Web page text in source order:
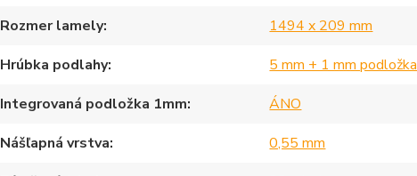
Rozmer lamely
1494 x 209 mm
Hrúbka podlahy
5 mm + 1 mm podložka
Integrovaná podložka 1mm
ÁNO
Nášľapná vrstva
0,55 mm